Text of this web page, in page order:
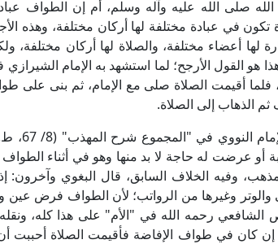
صلى الله عليه وآله وسلم، أم إن الطواف
تكون في عبادة مختلفة لها أركان مختلفة، وهذه
لها أعضاء مختلفة، والصلاة لها أركان مختلفة،
هو القول الأرجح؛ لما استشهد به الإمام
فلما أقيمت الصلاة صلى مع الإمام، ثم بنى على
ثم الذهاب إلى الصلاة.
قال
أو عرضت له حاجة لا بد منها وهو في أثناء
وفيه الخلاف السابق، قال البغوي
وغيرها من الرواتب؛ لأن الطواف فرض عين
الشافعي رحمه الله في "الأم" على هذا كله،
إن كان في طواف الإفاضة فأقيمت الصلاة أحببت